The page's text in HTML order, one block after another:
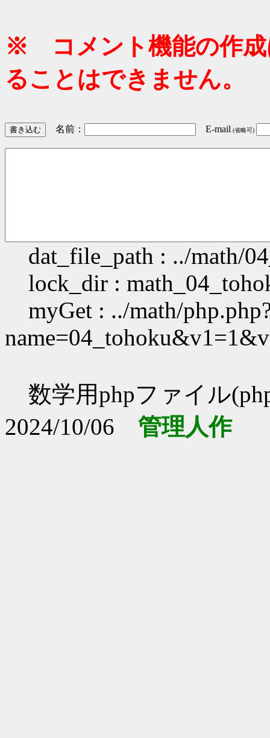
※ コメント機能の作成
ることはできません。
名前： E-mail (省略可)
dat_file_path : ../math/
lock_dir :
myGet : ../math/
数学用phpファイル
2024/10/06 管理人作